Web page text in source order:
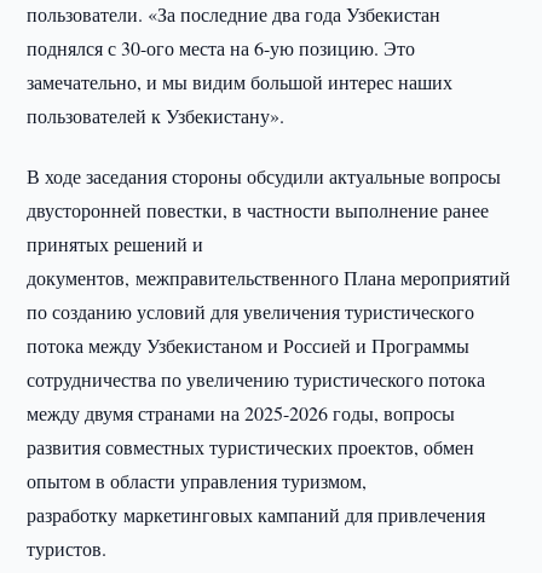
пользователи. «За последние два года Узбекистан
поднялся с 30-ого места на 6-ую позицию. Это
замечательно, и мы видим большой интерес наших
пользователей к Узбекистану».
В ходе заседания стороны обсудили актуальные вопросы
двусторонней повестки, в частности выполнение ранее
принятых решений и
документов, межправительственного Плана мероприятий
по созданию условий для увеличения туристического
потока между Узбекистаном и Россией и Программы
сотрудничества по увеличению туристического потока
между двумя странами на 2025-2026 годы, вопросы
развития совместных туристических проектов, обмен
опытом в области управления туризмом,
разработку маркетинговых кампаний для привлечения
туристов.